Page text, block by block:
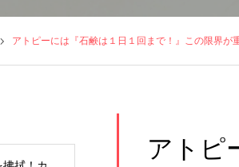
アトピーには『石鹸は１日１回まで！』この限界が
アトピ